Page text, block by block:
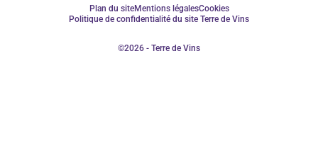
Plan du siteMentions légalesCookies
Politique de confidentialité du site Terre de Vins
©2026 - Terre de Vins